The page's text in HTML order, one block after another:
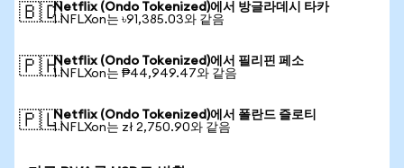
🇧🇩Netflix (Ondo Tokenized)에서 방글라데시 타카
1 NFLXon는 ৳91,385.03와 같음
🇵🇭Netflix (Ondo Tokenized)에서 필리핀 페소
1 NFLXon는 ₱44,949.47와 같음
🇵🇱Netflix (Ondo Tokenized)에서 폴란드 즐로티
1 NFLXon는 zł 2,750.90와 같음